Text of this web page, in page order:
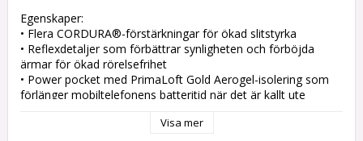
Egenskaper:
• Flera CORDURA®-förstärkningar för ökad slitstyrka
• Reflexdetaljer som förbättrar synligheten och förböjda
ärmar för ökad rörelsefrihet
• Power pocket med PrimaLoft Gold Aerogel-isolering som
förlänger mobiltelefonens batteritid när det är kallt ute
bröstficka med dragkedja och ID-korthållare (samma som
Visa mer